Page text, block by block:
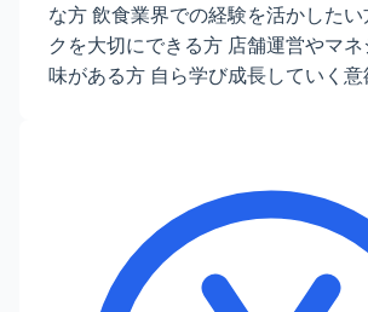
な方 飲食業界での経験を活かした
クを大切にできる方 店舗運営やマ
味がある方 自ら学び成長していく